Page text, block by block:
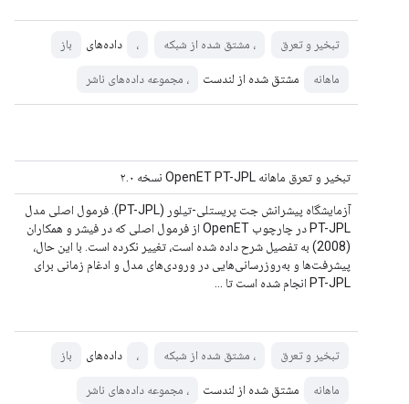
تبخیر و تعرق ، مشتق شده از شبکه ، داده‌های باز
ماهانه مشتق شده از لندست ، مجموعه داده‌های ناشر
تبخیر و تعرق ماهانه OpenET PT-JPL نسخه ۲.۰
آزمایشگاه پیشرانش جت پریستلی-تیلور (PT-JPL). فرمول اصلی مدل
PT-JPL در چارچوب OpenET از فرمول اصلی که در فیشر و همکاران
(2008) به تفصیل شرح داده شده است، تغییر نکرده است. با این حال،
پیشرفت‌ها و به‌روزرسانی‌هایی در ورودی‌های مدل و ادغام زمانی برای
PT-JPL انجام شده است تا ...
تبخیر و تعرق ، مشتق شده از شبکه ، داده‌های باز
ماهانه مشتق شده از لندست ، مجموعه داده‌های ناشر